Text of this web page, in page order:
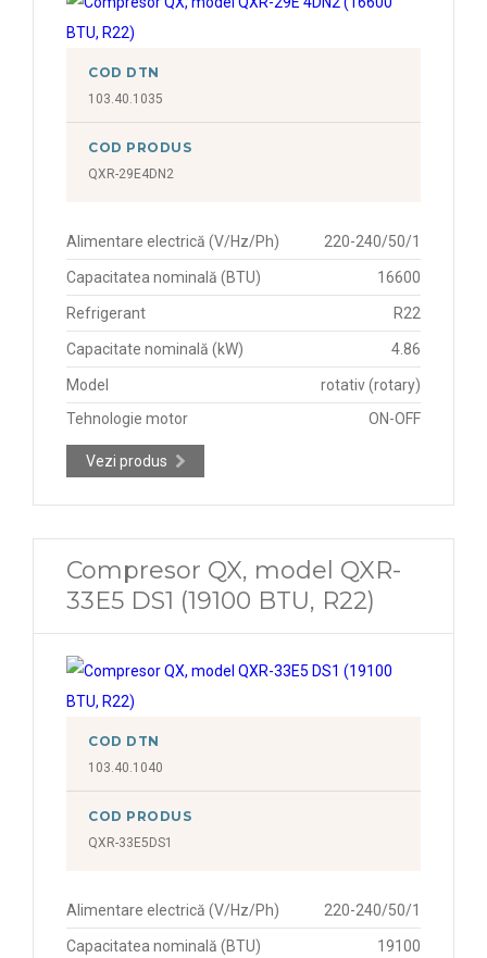
COD DTN
103.40.1035
COD PRODUS
QXR-29E4DN2
Alimentare electrică (V/Hz/Ph) 220-240/50/1
Capacitatea nominală (BTU) 16600
Refrigerant R22
Capacitate nominală (kW) 4.86
Model
rotativ (rotary)
Tehnologie motor
ON-OFF
Vezi produs
Compresor QX, model QXR-
33E5 DS1 (19100 BTU, R22)
COD DTN
103.40.1040
COD PRODUS
QXR-33E5DS1
Alimentare electrică (V/Hz/Ph) 220-240/50/1
Capacitatea nominală (BTU) 19100